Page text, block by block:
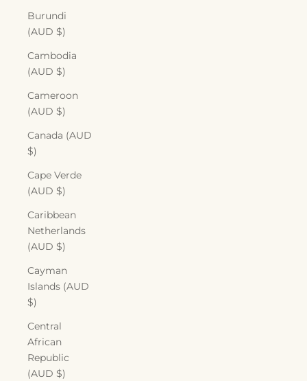
Burundi
(AUD $)
Cambodia
(AUD $)
Cameroon
(AUD $)
Canada (AUD
$)
Cape Verde
(AUD $)
Caribbean
Netherlands
(AUD $)
Cayman
Islands (AUD
$)
Central
African
Republic
(AUD $)